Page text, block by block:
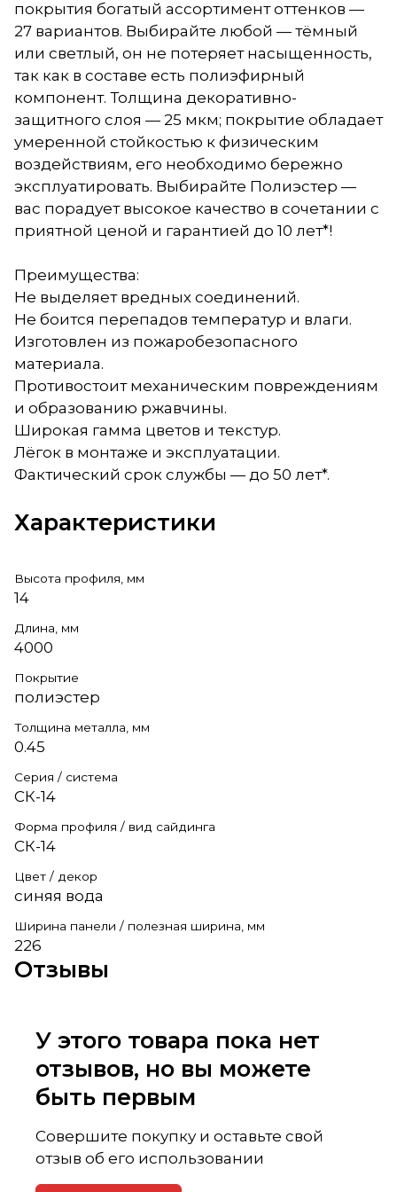
покрытия богатый ассортимент оттенков —
27 вариантов. Выбирайте любой — тёмный
или светлый, он не потеряет насыщенность,
так как в составе есть полиэфирный
компонент. Толщина декоративно-
защитного слоя — 25 мкм; покрытие обладает
умеренной стойкостью к физическим
воздействиям, его необходимо бережно
эксплуатировать. Выбирайте Полиэстер —
вас порадует высокое качество в сочетании с
приятной ценой и гарантией до 10 лет*!
Преимущества:
Не выделяет вредных соединений.
Не боится перепадов температур и влаги.
Изготовлен из пожаробезопасного
материала.
Противостоит механическим повреждениям
и образованию ржавчины.
Широкая гамма цветов и текстур.
Лёгок в монтаже и эксплуатации.
Фактический срок службы — до 50 лет*.
Характеристики
Высота профиля, мм
14
Длина, мм
4000
Покрытие
полиэстер
Толщина металла, мм
0.45
Серия / система
СК-14
Форма профиля / вид сайдинга
СК-14
Цвет / декор
синяя вода
Ширина панели / полезная ширина, мм
226
Отзывы
У этого товара пока нет
отзывов, но вы можете
быть первым
Совершите покупку и оставьте свой
отзыв об его использовании